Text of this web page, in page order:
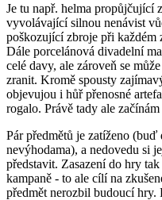
Je tu např. helma propůjčující
vyvolávající silnou nenávist
poškozující zbroje při každém
Dále porcelánová divadelní
celé davy, ale zároveň se
zranit. Kromě spousty
objevujou i hůř přenosné
rogalo. Právě tady ale
Pár předmětů je zatíženo (buď
nevýhodama), a nedovedu si
představit. Zasazení do hry
kampaně - to ale cílí na
předmět nerozbil budoucí hry.